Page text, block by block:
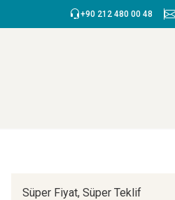
+90 212 480 00 48
Süper Fiyat, Süper Teklif